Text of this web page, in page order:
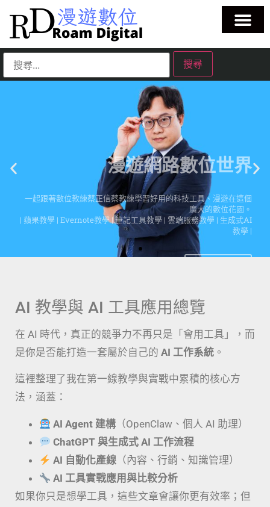
漫遊網路數位世界
一起跟著數位教練蔡正信蔡教練學習好用的科技工具、漫遊在這個
廣大的數位花園。
| 蘋果教學 | Evernote教學 | 筆記工具教學 | 雲端服務教學 | 生成式AI
點擊這裡
AI 教學與 AI 工具應用總覽
在 AI 時代，真正的競爭力不再只是「會用工具」，而
是你是否能打造一套屬於自己的 AI 工作系統 。
這裡整理了我在第一線教學與實戰中累積的核心方
法，涵蓋：
AI Agent 建構 （OpenClaw、個人 AI 助理）
ChatGPT 與生成式 AI 工作流程
AI 自動化產線 （內容、行銷、知識管理）
AI 工具實戰應用與比較分析
如果你只是想學工具，這些文章會讓你更有效率；但